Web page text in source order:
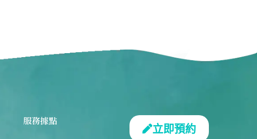
服務據點
立即預約